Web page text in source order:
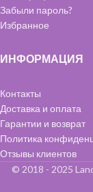
Забыли пароль?
Избранное
ИНФОРМАЦИЯ
Контакты
Доставка и оплата
Гарантии и возврат
Политика
Отзывы клиентов
© 2018 - 2025